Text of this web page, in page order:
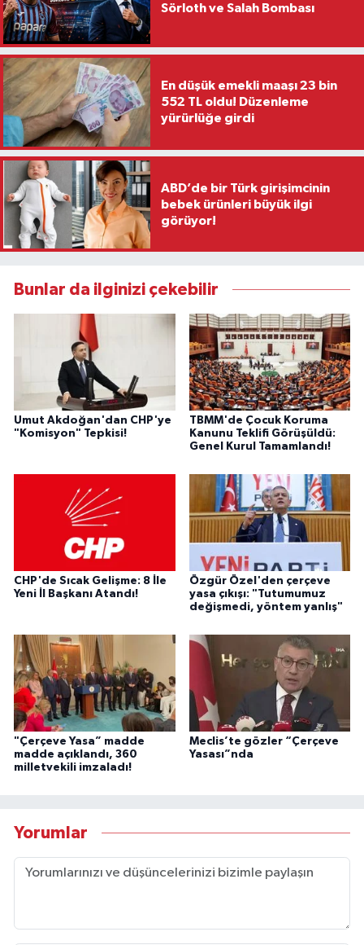
Sörloth ve Salah Bombası
En düşük emekli maaşı 23 bin
552 TL oldu! Düzenleme
yürürlüğe girdi
ABD’de bir Türk girişimcinin
bebek ürünleri büyük ilgi
görüyor!
Bunlar da ilginizi çekebilir
Umut Akdoğan'dan CHP'ye
"Komisyon" Tepkisi!
TBMM'de Çocuk Koruma
Kanunu Teklifi Görüşüldü:
Genel Kurul Tamamlandı!
CHP'de Sıcak Gelişme: 8 İle
Yeni İl Başkanı Atandı!
Özgür Özel'den çerçeve
yasa çıkışı: "Tutumumuz
değişmedi, yöntem yanlış"
"Çerçeve Yasa” madde
madde açıklandı, 360
milletvekili imzaladı!
Meclis’te gözler “Çerçeve
Yasası”nda
Yorumlar